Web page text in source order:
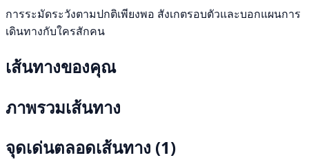
การระมัดระวังตามปกติเพียงพอ สังเกตรอบตัวและบอกแผนการ
เดินทางกับใครสักคน
เส้นทางของคุณ
ภาพรวมเส้นทาง
จุดเด่นตลอดเส้นทาง (1)